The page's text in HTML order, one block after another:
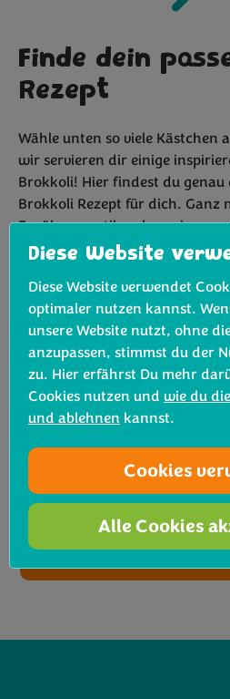
Finde dein
Rezept
Wähle unten so viele Kästchen
wir servieren dir einige
Brokkoli! Hier findest du genau
Brokkoli Rezept für dich. Ganz
Ernährungsstil und was immer
Kühlschrank hast.
Koch- und
Wähle eine Kategorie
Wähle eine Zutat
Ernährungsvorgabe
Koch
Diese Website
Diese Website verwendet
optimaler nutzen kannst.
unsere Website nutzt, ohne
anzupassen, stimmst du der
zu. Hier erfährst Du mehr
Cookies nutzen und wie du
und ablehnen kannst.
Cookies
Alle Cookies